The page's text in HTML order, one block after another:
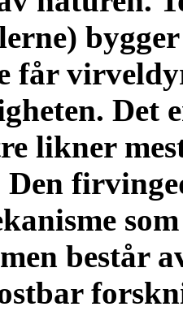
får
Det
likner
Den
består